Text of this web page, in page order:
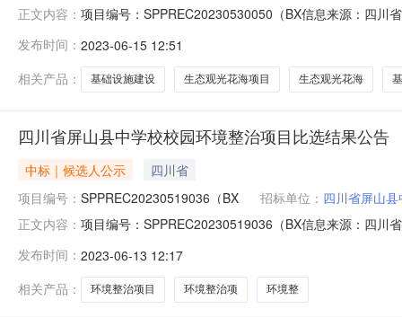
正文内容： 项目编号：SPPREC20230530050（BX信息来源：四川
期)__大安区乡村振兴生态农旅融合产业区基础设施建设
发布时间： 2023-06-15 12:51
相关产品：
基础设施建设 生态观光花海项目 生态观光花海
四川省屏山县中学校校园环境整治项目比选结果公告
中标｜候选人公示
四川省
项目编号： SPPREC20230519036（BX 招标单位： 四川省屏山
正文内容： 项目编号：SPPREC20230519036（BX信息来源：四川
学校校园环境整治项目四川省屏山县中学校校园环境整
发布时间： 2023-06-13 12:17
相关产品：
环境整治项目 环境整治项 环境整